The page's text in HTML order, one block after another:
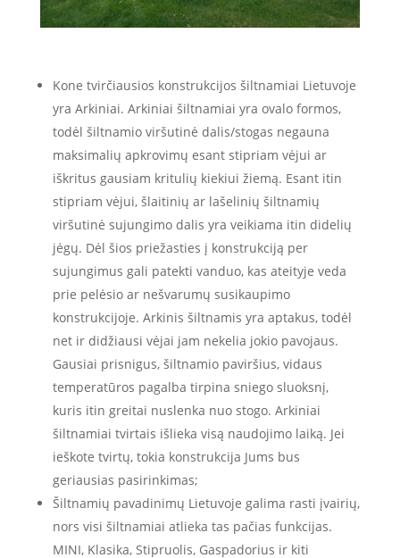
Kone tvirčiausios konstrukcijos šiltnamiai Lietuvoje
yra Arkiniai. Arkiniai šiltnamiai yra ovalo formos,
todėl šiltnamio viršutinė dalis/stogas negauna
maksimalių apkrovimų esant stipriam vėjui ar
iškritus gausiam kritulių kiekiui žiemą. Esant itin
stipriam vėjui, šlaitinių ar lašelinių šiltnamių
viršutinė sujungimo dalis yra veikiama itin didelių
jėgų. Dėl šios priežasties į konstrukciją per
sujungimus gali patekti vanduo, kas ateityje veda
prie pelėsio ar nešvarumų susikaupimo
konstrukcijoje. Arkinis šiltnamis yra aptakus, todėl
net ir didžiausi vėjai jam nekelia jokio pavojaus.
Gausiai prisnigus, šiltnamio paviršius, vidaus
temperatūros pagalba tirpina sniego sluoksnį,
kuris itin greitai nuslenka nuo stogo. Arkiniai
šiltnamiai tvirtais išlieka visą naudojimo laiką. Jei
ieškote tvirtų, tokia konstrukcija Jums bus
geriausias pasirinkimas;
Šiltnamių pavadinimų Lietuvoje galima rasti įvairių,
nors visi šiltnamiai atlieka tas pačias funkcijas.
MINI, Klasika, Stipruolis, Gaspadorius ir kiti